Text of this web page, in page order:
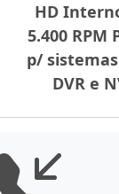
HD
5.400 RPM
p/ sistemas
DVR e